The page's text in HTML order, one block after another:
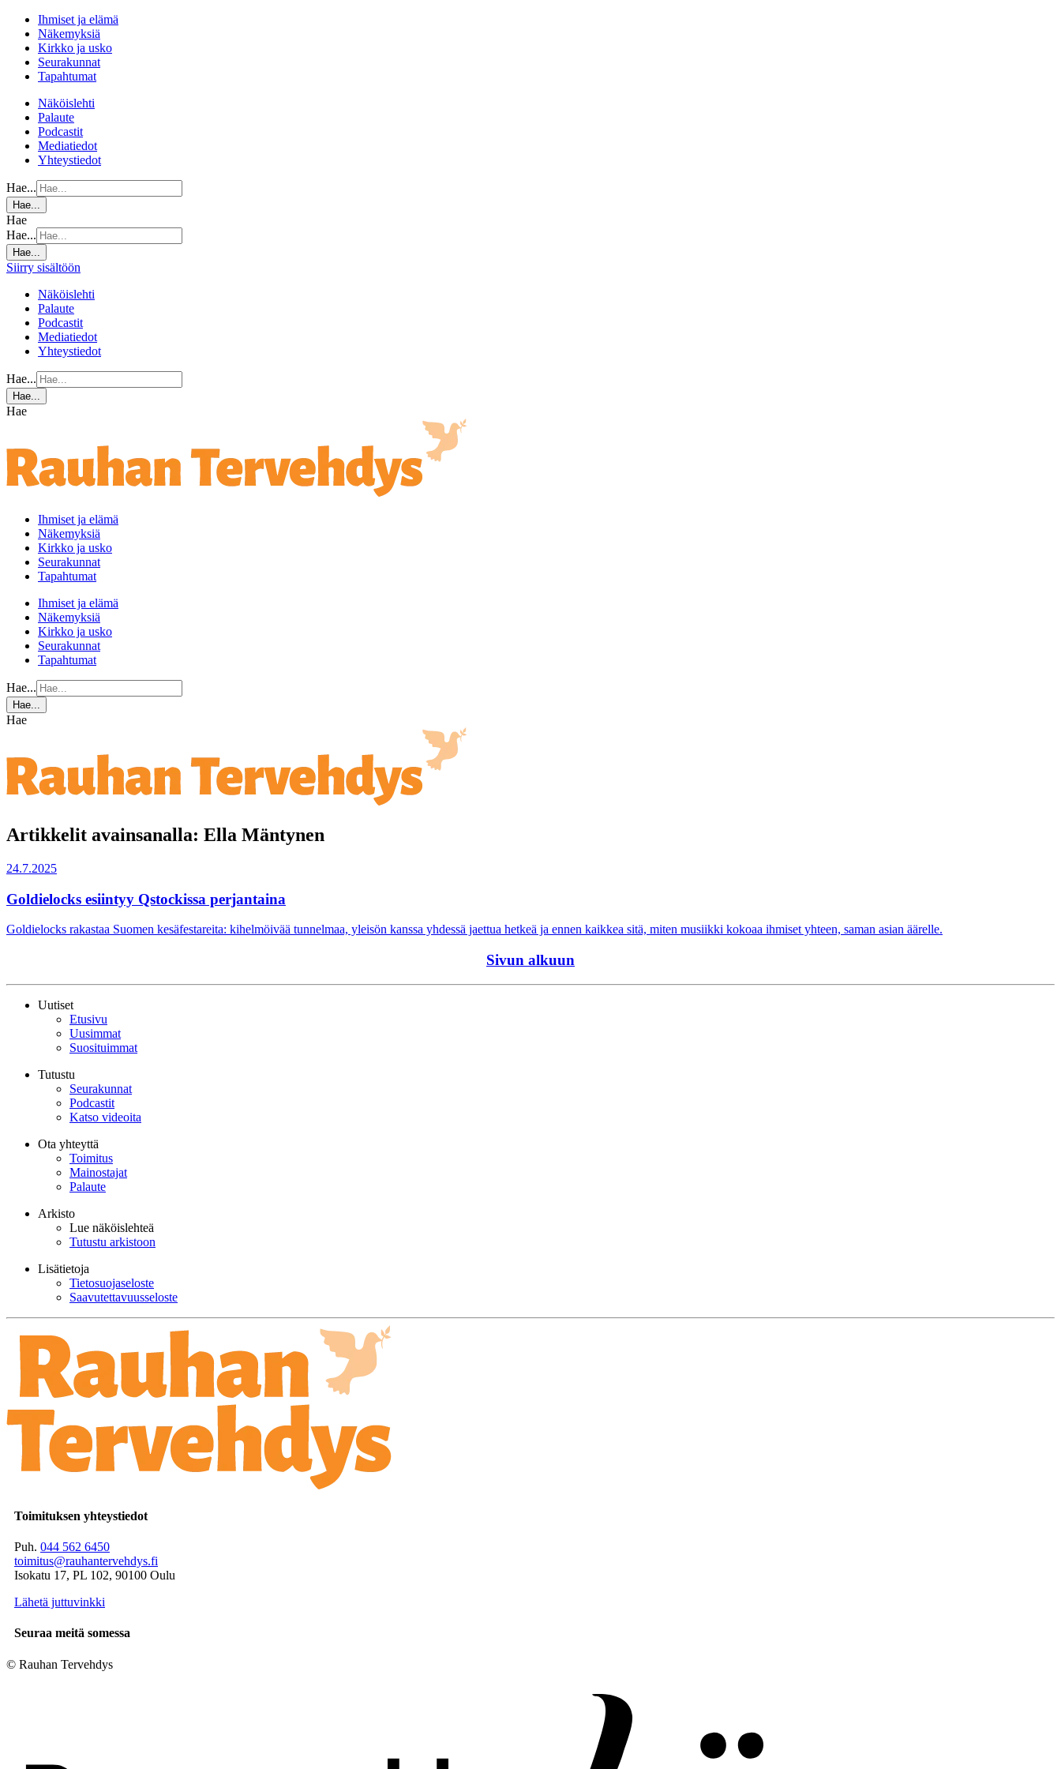
Ihmiset ja elämä
Näkemyksiä
Kirkko ja usko
Seurakunnat
Tapahtumat
Näköislehti
Palaute
Podcastit
Mediatiedot
Yhteystiedot
Hae...
Hae...
Hae
Hae...
Hae...
Siirry sisältöön
Näköislehti
Palaute
Podcastit
Mediatiedot
Yhteystiedot
Hae...
Hae...
Hae
Ihmiset ja elämä
Näkemyksiä
Kirkko ja usko
Seurakunnat
Tapahtumat
Ihmiset ja elämä
Näkemyksiä
Kirkko ja usko
Seurakunnat
Tapahtumat
Hae...
Hae...
Hae
Artikkelit avainsanalla: Ella Mäntynen
24.7.2025
Goldielocks esiintyy Qstockissa perjantaina
Goldielocks rakastaa Suomen kesäfestareita: kihelmöivää tunnelmaa, yleisön kanssa yhdessä jaettua hetkeä ja ennen kaikkea sitä, miten musiikki kokoaa ihmiset yhteen, saman asian äärelle.
Sivun alkuun
Uutiset
Etusivu
Uusimmat
Suosituimmat
Tutustu
Seurakunnat
Podcastit
Katso videoita
Ota yhteyttä
Toimitus
Mainostajat
Palaute
Arkisto
Lue näköislehteä
Tutustu arkistoon
Lisätietoja
Tietosuojaseloste
Saavutettavuusseloste
Toimituksen yhteystiedot
Puh. 044 562 6450
toimitus@rauhantervehdys.fi
Isokatu 17, PL 102, 90100 Oulu
Lähetä juttuvinkki
Seuraa meitä somessa
© Rauhan Tervehdys